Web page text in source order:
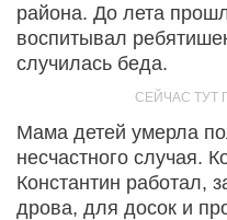
района. До лета
воспитывал
случилась беда.
Мама детей умерла
несчастного случая.
Константин работал,
дрова, для досок и